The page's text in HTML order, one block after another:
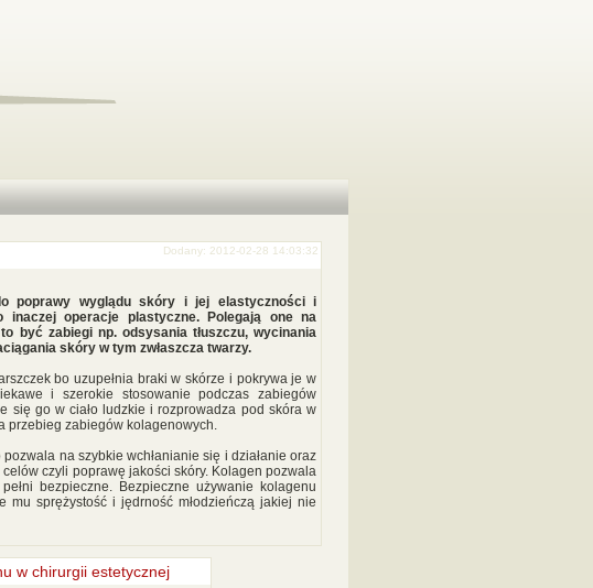
Dodany: 2012-02-28 14:03:32
poprawy wyglądu skóry i jej elastyczności i
inaczej operacje plastyczne. Polegają one na
być zabiegi np. odsysania tłuszczu, wycinania
skóry w tym zwłaszcza twarzy.
bo uzupełnia braki w skórze i pokrywa je w
i szerokie stosowanie podczas zabiegów
się go w ciało ludzkie i rozprowadza pod skóra w
przebieg zabiegów kolagenowych.
na szybkie wchłanianie się i działanie oraz
czyli poprawę jakości skóry. Kolagen pozwala
bezpieczne. Bezpieczne używanie kolagenu
mu sprężystość i jędrność młodzieńczą jakiej nie
w chirurgii estetycznej